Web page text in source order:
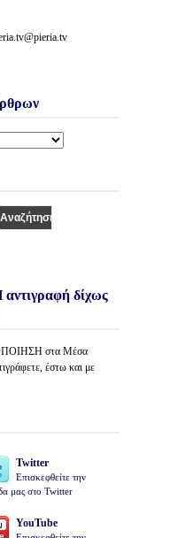
δίχως
στα Μέσα
έστω και με
Twitter
Επισκεφθείτε την
μας στο Twitter
YouTube